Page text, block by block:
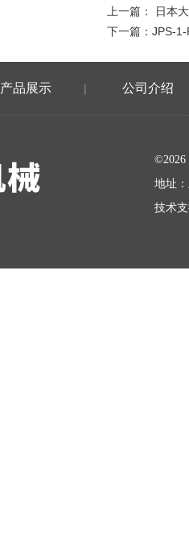
上一篇：
日本
下一篇： JPS-
产品展示 | 公司介绍
地址
技术